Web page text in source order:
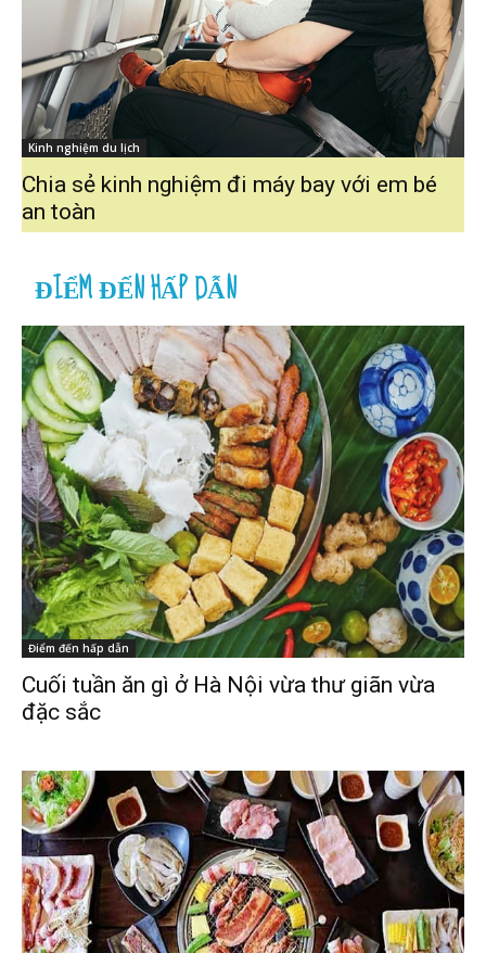
Kinh nghiệm du lịch
Chia sẻ kinh nghiệm đi máy bay với em bé
an toàn
ĐIỂM ĐẾN HẤP DẪN
Điểm đến hấp dẫn
Cuối tuần ăn gì ở Hà Nội vừa thư giãn vừa
đặc sắc